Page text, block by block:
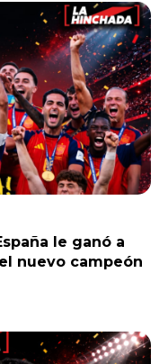
le ganó a
nuevo campeón